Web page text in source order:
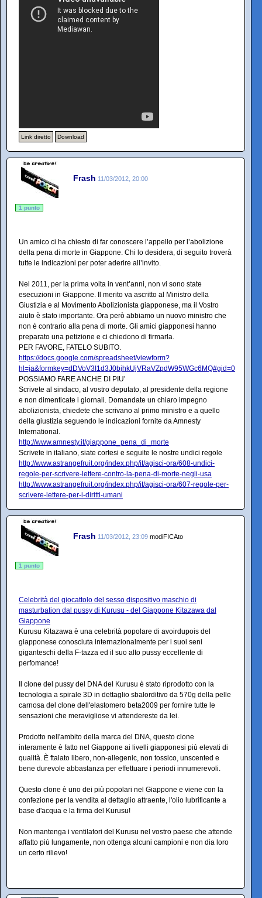
Link diretto Download
Frash 11/03/2012, 20:00
1 punto
Un amico ci ha chiesto di far conoscere l’appello per l’abolizione
della pena di morte in Giappone. Chi lo desidera, di seguito troverà
tutte le indicazioni per poter aderire all’invito.
Nel 2011, per la prima volta in vent’anni, non vi sono state
esecuzioni in Giappone. Il merito va ascritto al Ministro della
Giustizia e al Movimento Abolizionista giapponese, ma il Vostro
aiuto è stato importante. Ora però abbiamo un nuovo ministro che
non è contrario alla pena di morte. Gli amici giapponesi hanno
preparato una petizione e ci chiedono di firmarla.
PER FAVORE, FATELO SUBITO.
https://docs.google.com/spreadsheet/viewform?
hl=ja&formkey=dDVoV3I1d3J0bjhkUjVRaVZpdW95WGc6MQ#gid=0
POSSIAMO FARE ANCHE DI PIU’
Scrivete al sindaco, al vostro deputato, al presidente della regione
e non dimenticate i giornali. Domandate un chiaro impegno
abolizionista, chiedete che scrivano al primo ministro e a quello
della giustizia seguendo le indicazioni fornite da Amnesty
International.
http://www.amnesty.it/giappone_pena_di_morte
Scrivete in italiano, siate cortesi e seguite le nostre undici regole
http://www.astrangefruit.org/index.php/it/agisci-ora/608-undici-
regole-per-scrivere-lettere-contro-la-pena-di-morte-negli-usa
http://www.astrangefruit.org/index.php/it/agisci-ora/607-regole-per-
scrivere-lettere-per-i-diritti-umani
Frash 11/03/2012, 23:09 modiFICAto
1 punto
Celebrità del giocattolo del sesso dispositivo maschio di
masturbation dal pussy di Kurusu - del Giappone Kitazawa dal
Giappone
Kurusu Kitazawa è una celebrità popolare di avoirdupois del
giapponese conosciuta internazionalmente per i suoi seni
giganteschi della F-tazza ed il suo alto pussy eccellente di
perfomance!
Il clone del pussy del DNA del Kurusu è stato riprodotto con la
tecnologia a spirale 3D in dettaglio sbalorditivo da 570g della pelle
carnosa del clone dell'elastomero beta2009 per fornire tutte le
sensazioni che meravigliose vi attendereste da lei.
Prodotto nell'ambito della marca del DNA, questo clone
interamente è fatto nel Giappone ai livelli giapponesi più elevati di
qualità. È ftalato libero, non-allegenic, non tossico, unscented e
bene durevole abbastanza per effettuare i periodi innumerevoli.
Questo clone è uno dei più popolari nel Giappone e viene con la
confezione per la vendita al dettaglio attraente, l'olio lubrificante a
base d'acqua e la firma del Kurusu!
Non mantenga i ventilatori del Kurusu nel vostro paese che attende
affatto più lungamente, non ottenga alcuni campioni e non dia loro
un certo rilievo!